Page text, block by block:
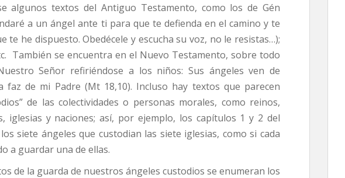
algunos textos del Antiguo Testamento, como los de Gén
a un ángel ante ti para que te defienda en el camino y te
te he dispuesto. Obedécele y escucha su voz, no le resistas…);
También se encuentra en el Nuevo Testamento, sobre todo
Señor refiriéndose a los niños: Sus ángeles ven de
faz de mi Padre (Mt 18,10). Incluso hay textos que parecen
de las colectividades o personas morales, como reinos,
iglesias y naciones; así, por ejemplo, los capítulos 1 y 2 del
siete ángeles que custodian las siete iglesias, como si cada
a guardar una de ellas.
de la guarda de nuestros ángeles custodios se enumeran los